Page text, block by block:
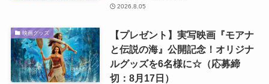
2026.8.05
映画グッズ
【プレゼント】実写映画『モアナ
と伝説の海』公開記念！オリジナ
ルグッズを6名様に☆（応募締
切：8月17日）